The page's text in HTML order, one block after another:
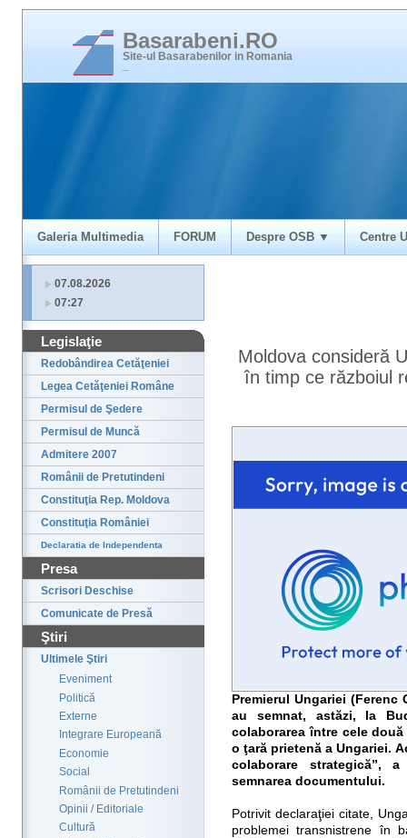
Basarabeni.RO
Site-ul Basarabenilor in Romania
Galeria Multimedia FORUM Despre OSB ▼ Centre
07.08.2026
07:27
Legislaţie
Redobândirea Cetăţeniei
Legea Cetăţeniei Române
Permisul de Şedere
Permisul de Muncă
Admitere 2007
Românii de Pretutindeni
Constituţia Rep. Moldova
Constituţia României
Declaratia de Independenta
Presa
Scrisori Deschise
Comunicate de Presă
Ştiri
Ultimele Ştiri
Eveniment
Politică
Externe
Integrare Europeană
Economie
Social
Românii de Pretutindeni
Opinii / Editoriale
Cultură
Moldova consideră
în timp ce războiul
Premierul Ungariei
au semnat, astăzi, la
colaborarea între cele
o ţară prietenă a Ungariei.
colaborare strategică”,
semnarea documentului.
Potrivit declaraţiei citate,
problemei transnistrene în